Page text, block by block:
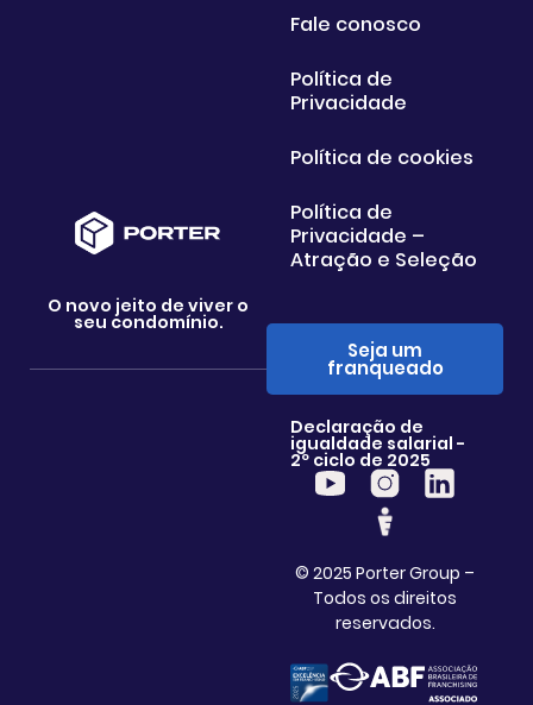
O novo jeito de viver o
seu condomínio.
Fale conosco
Política de
Privacidade
Política de cookies
Política de
Privacidade –
Atração e Seleção
Seja um
franqueado
Declaração de
igualdade salarial -
2º ciclo de 2025
© 2025 Porter Group –
Todos os direitos
reservados.